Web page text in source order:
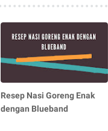
Resep Nasi Goreng Enak
dengan Blueband